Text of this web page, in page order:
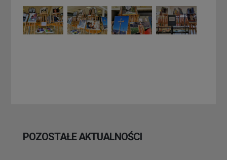
POZOSTAŁE AKTUALNOŚCI